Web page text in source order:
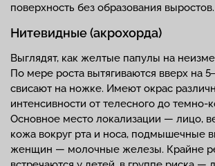
поверхность без образования выростов.
Нитевидные (акрохорда)
Выглядят, как желтые папулы на
По мере роста вытягиваются вверх на
свисают на ножке. Имеют окрас
интенсивности от телесного до темно-
Основное место локализации — лицо,
кожа вокруг рта и носа, подмышечные
женщин — молочные железы. Крайне